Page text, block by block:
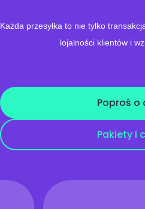
Każda przesyłka to nie tylko
lojalności klientów i
Poproś o
Pakiety i